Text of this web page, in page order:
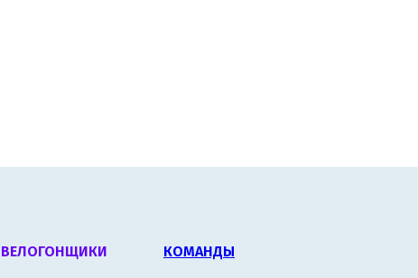
ВЕЛОГОНЩИКИ КОМАНДЫ